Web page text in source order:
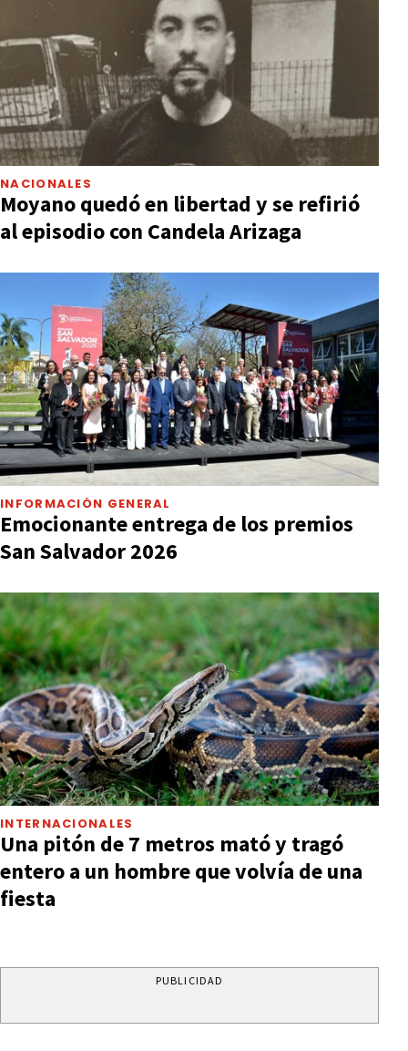
NACIONALES
Moyano quedó en libertad y se refirió
al episodio con Candela Arizaga
INFORMACIÓN GENERAL
Emocionante entrega de los premios
San Salvador 2026
INTERNACIONALES
Una pitón de 7 metros mató y tragó
entero a un hombre que volvía de una
fiesta
PUBLICIDAD